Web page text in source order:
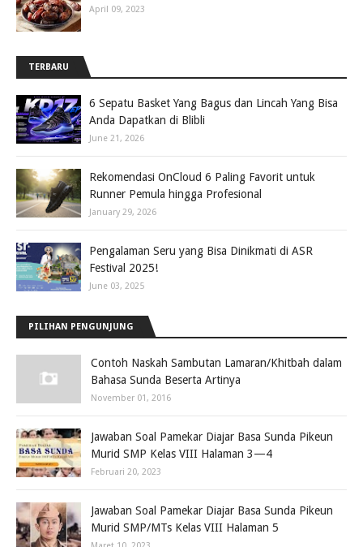
April 09, 2023
TERBARU
6 Sepatu Basket Yang Bagus dan Lincah Yang Bisa
Anda Dapatkan di Blibli
June 21, 2026
Rekomendasi OnCloud 6 Paling Favorit untuk
Runner Pemula hingga Profesional
January 29, 2026
Pengalaman Seru yang Bisa Dinikmati di ASR
Festival 2025!
June 03, 2025
PILIHAN PENGUNJUNG
Contoh Naskah Sambutan Lamaran/Khitbah dalam
Bahasa Sunda Beserta Artinya
November 01, 2016
Jawaban Soal Pamekar Diajar Basa Sunda Pikeun
Murid SMP Kelas VIII Halaman 3—4
Februari 20, 2023
Jawaban Soal Pamekar Diajar Basa Sunda Pikeun
Murid SMP/MTs Kelas VIII Halaman 5